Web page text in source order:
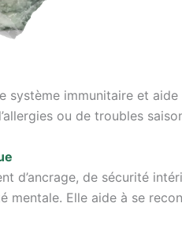
système immunitaire et
ou de troubles
d’ancrage, de sécurité
mentale. Elle aide à se